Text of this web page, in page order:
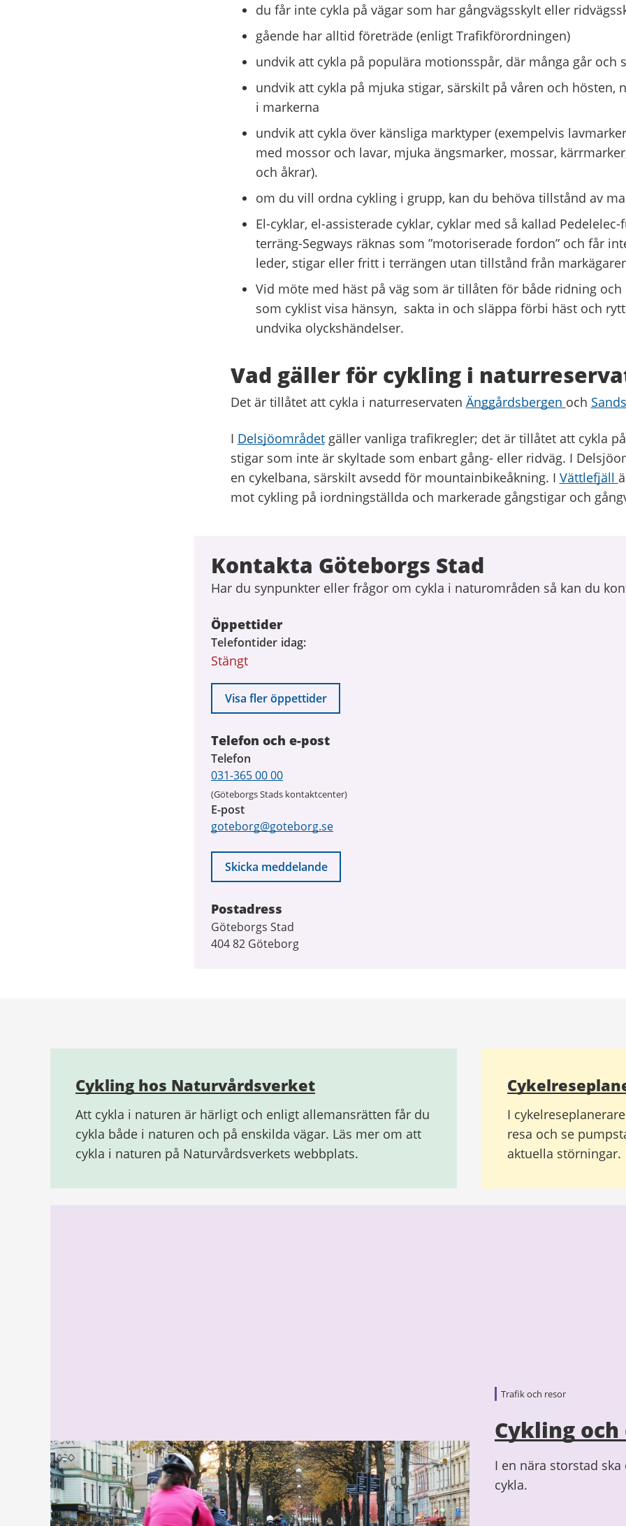
du får inte cykla på vägar som har gångvägsskylt eller
gående har alltid företräde (enligt Trafikförordningen)
undvik att cykla på populära motionsspår, där många går och
undvik att cykla på mjuka stigar, särskilt på våren och hösten,
i markerna
undvik att cykla över känsliga marktyper (exempelvis
med mossor och lavar, mjuka ängsmarker, mossar,
och åkrar).
om du vill ordna cykling i grupp, kan du behöva tillstånd av
El-cyklar, el-assisterade cyklar, cyklar med så kallad
terräng-Segways räknas som ”motoriserade fordon” och får
leder, stigar eller fritt i terrängen utan tillstånd från
Vid möte med häst på väg som är tillåten för både ridning och
som cyklist visa hänsyn, sakta in och släppa förbi häst och
undvika olyckshändelser.
Vad gäller för cykling i
Det är tillåtet att cykla i naturreservaten Änggårdsbergen och
I Delsjöområdetgäller vanliga trafikregler; det är tillåtet att cykla
stigar som inte är skyltade som enbart gång- eller ridväg. I
en cykelbana, särskilt avsedd för mountainbikeåkning. I Vättlefjäll
mot cykling på iordningställda och markerade gångstigar och
Kontakta Göteborgs Stad
Har du synpunkter eller frågor om cykla i naturområden så kan du
Öppettider
Telefontider idag
Stängt
Visa fler öppettider
Telefon och e-post
Telefon
031-365 00 00
(Göteborgs Stads kontaktcenter)
E-post
goteborg@goteborg.se
Skicka meddelande
Postadress
Göteborgs Stad
404 82 Göteborg
information
Cykling hos Naturvårdsverket
Att cykla i naturen är härligt och enligt allemansrätten får du
cykla både i naturen och på enskilda vägar. Läs mer om att
cykla i naturen på Naturvårdsverkets webbplats.
I
resa och se
aktuella störningar.
Trafik och resor
Cykling
I en nära storstad
cykla.